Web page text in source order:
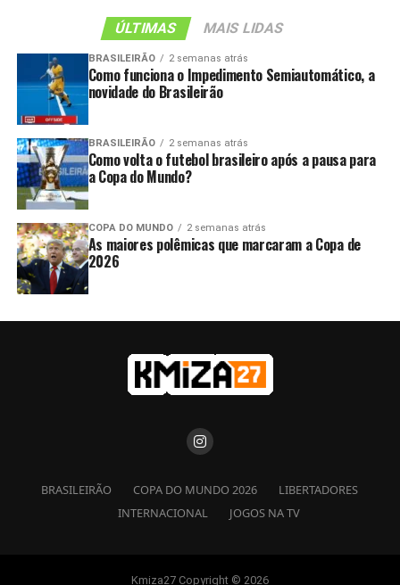
ÚLTIMAS MAIS LIDAS
BRASILEIRÃO 2 semanas atrás
Como funciona o Impedimento Semiautomático, a
novidade do Brasileirão
BRASILEIRÃO 2 semanas atrás
Como volta o futebol brasileiro após a pausa para
a Copa do Mundo?
COPA DO MUNDO 2 semanas atrás
As maiores polêmicas que marcaram a Copa de
2026
BRASILEIRÃO COPA DO MUNDO 2026
LIBERTADORES
INTERNACIONAL
JOGOS NA TV
Kmiza27 Copyright © 2026